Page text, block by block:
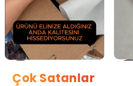
Çok Satanlar